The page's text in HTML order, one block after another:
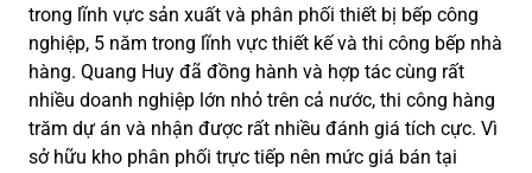
trong lĩnh vực sản xuất và phân phối thiết bị bếp công
nghiệp, 5 năm trong lĩnh vực thiết kế và thi công bếp nhà
hàng. Quang Huy đã đồng hành và hợp tác cùng rất
nhiều doanh nghiệp lớn nhỏ trên cả nước, thi công hàng
trăm dự án và nhận được rất nhiều đánh giá tích cực. Vì
sở hữu kho phân phối trực tiếp nên mức giá bán tại